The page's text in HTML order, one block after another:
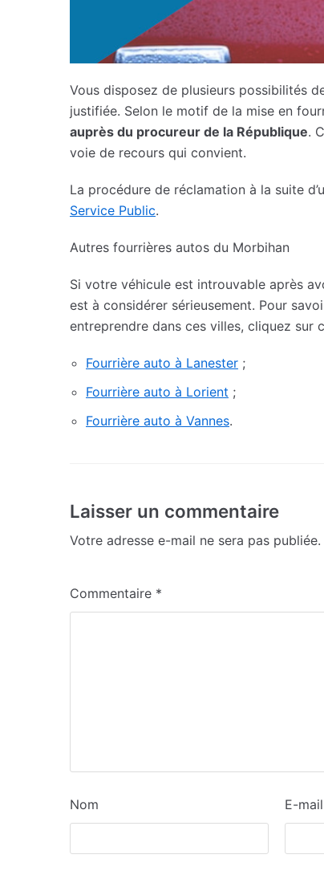
Vous disposez de plusieurs possibilités
justifiée. Selon le motif de la mise en
auprès du procureur de la République.
voie de recours qui convient.
La procédure de réclamation à la suite
Service Public.
Autres fourrières autos du Morbihan
Si votre véhicule est introuvable après
est à considérer sérieusement. Pour
entreprendre dans ces villes, cliquez sur
Fourrière auto à Lanester ;
Fourrière auto à Lorient ;
Fourrière auto à Vannes.
Laisser un commentaire
Votre adresse e-mail ne sera pas publiée.
Commentaire *
Nom E-mail